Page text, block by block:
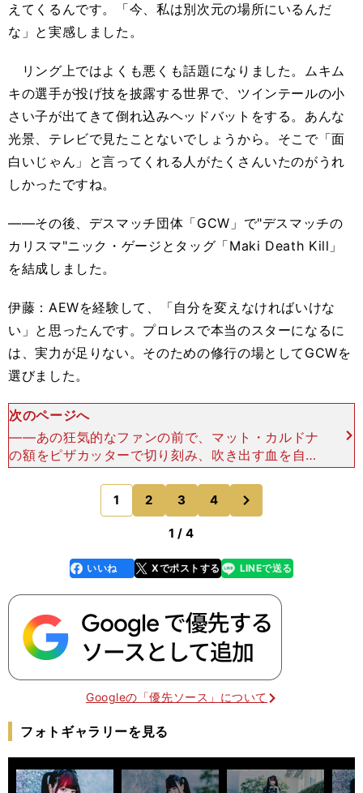
えてくるんです。「今、私は別次元の場所にいるんだ
な」と実感しました。
リング上ではよくも悪くも話題になりました。ムキム
キの選手が投げ技を披露する世界で、ツインテールの小
さい子が出てきて倒れ込みヘッドバットをする。あんな
光景、テレビで見たことないでしょうから。そこで「面
白いじゃん」と言ってくれる人がたくさんいたのがうれ
しかったですね。
――その後、デスマッチ団体「GCW」で"デスマッチの
カリスマ"ニック・ゲージとタッグ「Maki Death Kill」
を結成しました。
伊藤：AEWを経験して、「自分を変えなければいけな
い」と思ったんです。プロレスで本当のスターになるに
は、実力が足りない。そのための修行の場としてGCWを
選びました。
次のページへ
――あの狂気的なファンの前で、マット・カルドナ
の額をピザカッターで切り刻み、吹き出す血を自分
の頬に塗った姿は衝撃でした。伊藤：オーナーのブ
レット・ローダーデールが「バカっぽいことが好
き」ということだ
1 2 3 4
のページへ
1 / 4
faceboo
k
いいね Xでポストする
line LINEで送る
Googleの「優先ソース」について
フォトギャラリーを見る